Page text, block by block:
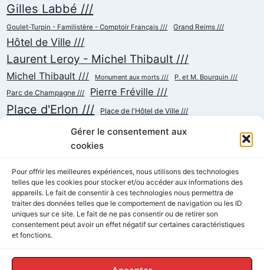
Gérer le consentement aux
cookies
Pour offrir les meilleures expériences, nous utilisons des technologies
telles que les cookies pour stocker et/ou accéder aux informations des
appareils. Le fait de consentir à ces technologies nous permettra de
traiter des données telles que le comportement de navigation ou les ID
uniques sur ce site. Le fait de ne pas consentir ou de retirer son
consentement peut avoir un effet négatif sur certaines caractéristiques
et fonctions.
Gilles Labbé ///
Goulet-Turpin - Familistère - Comptoir Français /// Grand Reims ///
Hôtel de Ville ///
Laurent Leroy - Michel Thibault ///
Michel Thibault /// Monument aux morts /// P. et M. Bourquin ///
Parc de Champagne /// Pierre Fréville ///
Place d'Erlon /// Place de l'Hôtel de Ville ///
Place de la République /// Place du Cardinal Luçon ///
Place du Forum/des Marchés ///
Rue Buirette /// Rue Carnot /// Rue Chanzy /// Rue Colbert ///
Rue Cérès /// Rue de l'Etape /// Rue de Mars /// Rue de Talleyrand ///
Rue de Vesle /// Rue Thiers /// Succursalisme /// Tramway ///